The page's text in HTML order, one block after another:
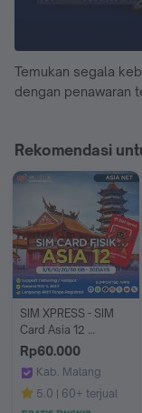
Temukan segala
dengan penawaran
Rekomendasi
SIM XPRESS - SIM
Card Asia 12
Indonesia,
Singapura, Korea
Selatan, China, Hong
Kong, Malaysia,
Rp60.000
Kab. Malang
SIM XPRESS
5.0 60+ terjual